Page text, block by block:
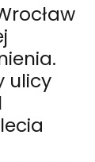
ulicy